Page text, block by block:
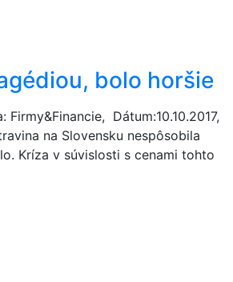
bolo horšie
Dátum:10.10.2017,
na Slovensku nespôsobila
Kríza v súvislosti s cenami tohto